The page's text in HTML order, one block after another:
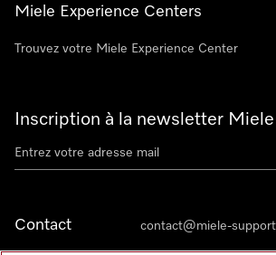
Miele Experience Centers
Trouvez votre Miele Experience Center
Inscription à la newsletter Miele
Contact contact@miele-